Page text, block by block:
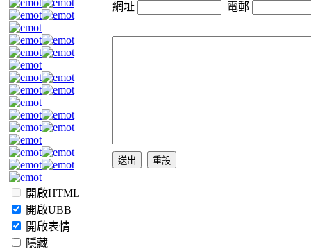
開啟HTML
開啟UBB
開啟表情
隱藏
網址
電郵